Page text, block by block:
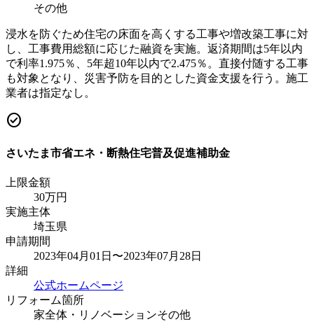
その他
浸水を防ぐため住宅の床面を高くする工事や増改築工事に対
し、工事費用総額に応じた融資を実施。返済期間は5年以内
で利率1.975％、5年超10年以内で2.475％。直接付随する工事
も対象となり、災害予防を目的とした資金支援を行う。施工
業者は指定なし。
check_circle
さいたま市省エネ・断熱住宅普及促進補助金
上限金額
30万円
実施主体
埼玉県
申請期間
2023年04月01日〜2023年07月28日
詳細
公式ホームページ
リフォーム箇所
家全体・リノベーションその他